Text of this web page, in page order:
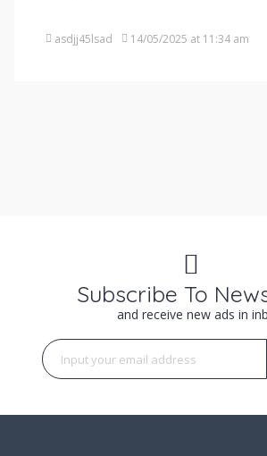
asdjj45lsad 14/05/2025 at 11:34 am
Subscribe To
and receive new ads in